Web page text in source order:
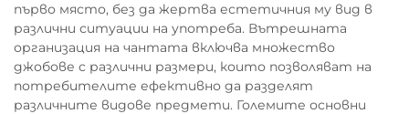
първо място, без да жертва естетичния му вид в
различни ситуации на употреба. Вътрешната
организация на чантата включва множество
джобове с различни размери, които позволяват на
потребителите ефективно да разделят
различните видове предмети. Големите основни